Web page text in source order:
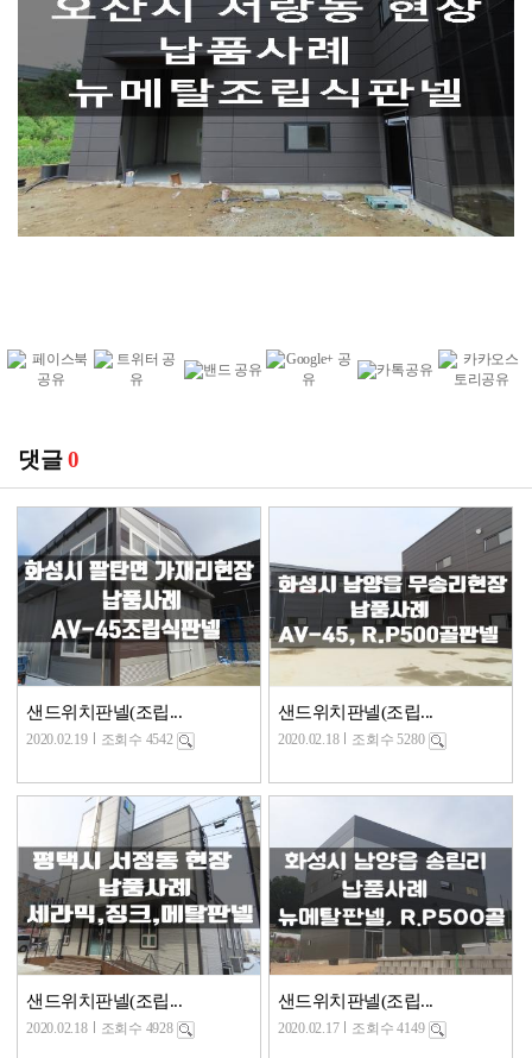
댓글0
샌드위치판넬(조립...
2020.02.19 조회수 4542
샌드위치판넬(조립...
2020.02.18 조회수 5280
샌드위치판넬(조립...
2020.02.18 조회수 4928
샌드위치판넬(조립...
2020.02.17 조회수 4149